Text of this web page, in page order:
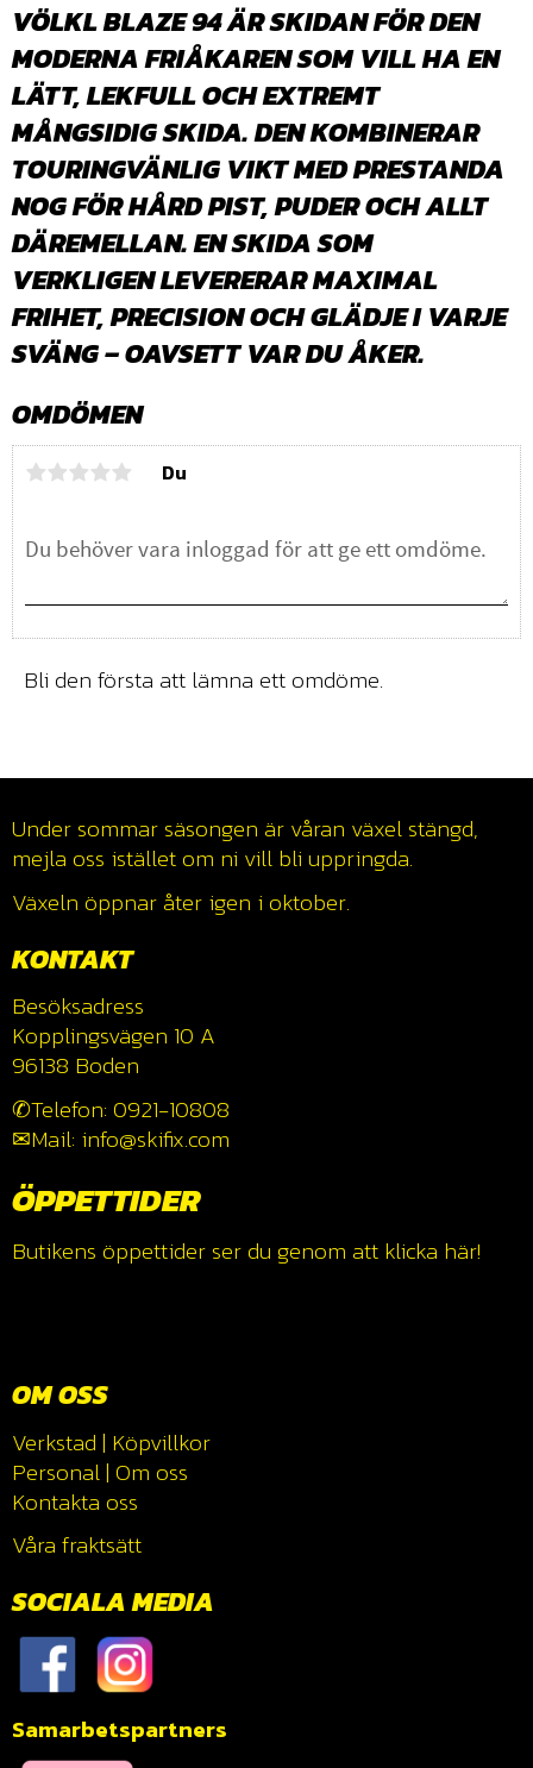
VÖLKL BLAZE 94 ÄR SKIDAN FÖR DEN
MODERNA FRIÅKAREN SOM VILL HA EN
LÄTT, LEKFULL OCH EXTREMT
MÅNGSIDIG SKIDA. DEN KOMBINERAR
TOURINGVÄNLIG VIKT MED PRESTANDA
NOG FÖR HÅRD PIST, PUDER OCH ALLT
DÄREMELLAN. EN SKIDA SOM
VERKLIGEN LEVERERAR MAXIMAL
FRIHET, PRECISION OCH GLÄDJE I VARJE
SVÄNG– OAVSETT VAR DU ÅKER.
OMDÖMEN
Du
Bli den första att lämna ett omdöme.
Under sommar säsongen är våran växel stängd,
mejla oss istället om ni vill bli uppringda.
Växeln öppnar åter igen i oktober.
KONTAKT
Besöksadress
Kopplingsvägen 10 A
96138 Boden
✆Telefon: 0921-10808
✉Mail: info@skifix.com
ÖPPETTIDER
Butikens öppettider ser du genom att klicka här!
OM OSS
Verkstad | Köpvillkor
Personal| Om oss
Kontakta oss
Våra fraktsätt
SOCIALA MEDIA
Samarbetspartners